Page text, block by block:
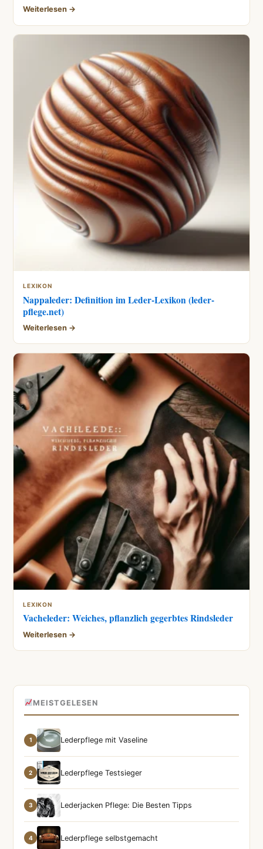
Weiterlesen →
LEXIKON
Nappaleder: Definition im Leder-Lexikon (leder-
pflege.net)
Weiterlesen →
LEXIKON
Vacheleder: Weiches, pflanzlich gegerbtes Rindsleder
Weiterlesen →
MEISTGELESEN
1 Lederpflege mit Vaseline
2 Lederpflege Testsieger
3 Lederjacken Pflege: Die Besten Tipps
4 Lederpflege selbstgemacht